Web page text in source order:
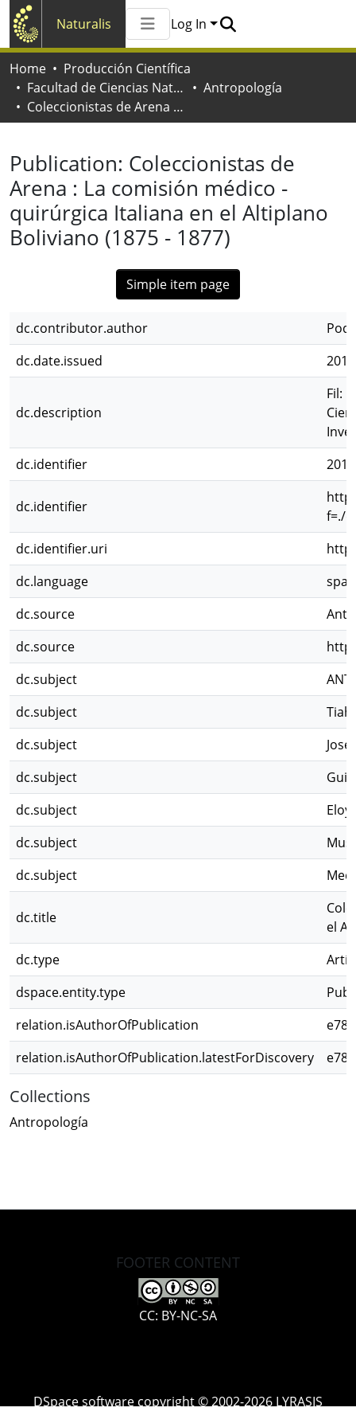
Naturalis
All of Naturalis
Log In
Home
Producción Científica
Facultad de Ciencias Naturales y Museo
Antropología
Coleccionistas de Arena : La comisión médico - quirúrgica Italiana en el Altiplano Boliviano (1875 - 1877)
Publication: Coleccionistas de
Arena : La comisión médico -
quirúrgica Italiana en el Altiplano
Boliviano (1875 - 1877)
Simple item page
dc.contributor.author
dc.date.issued
2010
dc.description
Fil:
dc.identifier
dc.identifier
f=./
dc.identifier.uri
dc.language
spa
dc.source
dc.source
dc.subject
dc.subject
dc.subject
dc.subject
dc.subject
dc.subject
dc.subject
dc.title
el
dc.type
dspace.entity.type
relation.isAuthorOfPublication
relation.isAuthorOfPublication.latestForDiscovery
Collections
Antropología
FOOTER CONTENT
CC: BY-NC-SA
DSpace software copyright © 2002-2026 LYRASIS